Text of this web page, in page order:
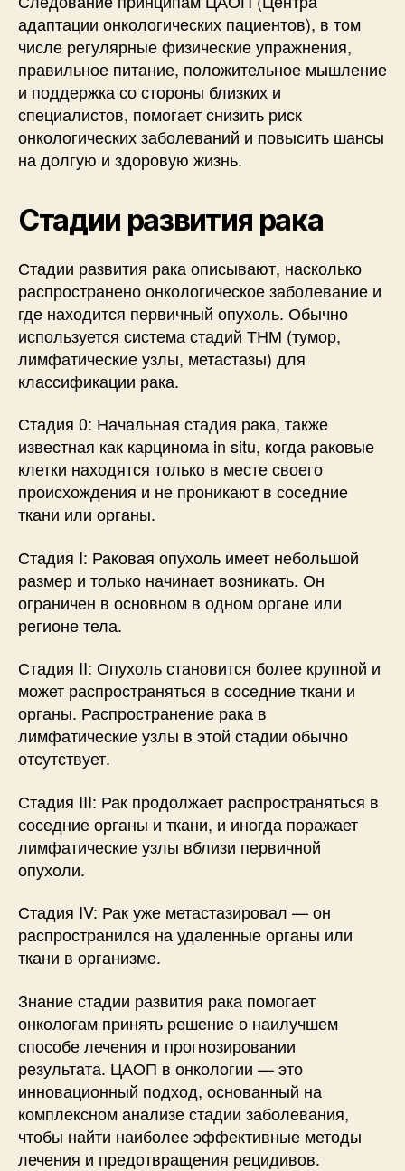
адаптации онкологических пациентов), в том
числе регулярные физические упражнения,
правильное питание, положительное мышление
и поддержка со стороны близких и
специалистов, помогает снизить риск
онкологических заболеваний и повысить шансы
на долгую и здоровую жизнь.
Стадии развития рака
Стадии развития рака описывают, насколько
распространено онкологическое заболевание и
где находится первичный опухоль. Обычно
используется система стадий ТНМ (тумор,
лимфатические узлы, метастазы) для
классификации рака.
Стадия 0: Начальная стадия рака, также
известная как карцинома in situ, когда раковые
клетки находятся только в месте своего
происхождения и не проникают в соседние
ткани или органы.
Стадия I: Раковая опухоль имеет небольшой
размер и только начинает возникать. Он
ограничен в основном в одном органе или
регионе тела.
Стадия II: Опухоль становится более крупной и
может распространяться в соседние ткани и
органы. Распространение рака в
лимфатические узлы в этой стадии обычно
отсутствует.
Стадия III: Рак продолжает распространяться в
соседние органы и ткани, и иногда поражает
лимфатические узлы вблизи первичной
опухоли.
Стадия IV: Рак уже метастазировал — он
распространился на удаленные органы или
ткани в организме.
Знание стадии развития рака помогает
онкологам принять решение о наилучшем
способе лечения и прогнозировании
результата. ЦАОП в онкологии — это
инновационный подход, основанный на
комплексном анализе стадии заболевания,
чтобы найти наиболее эффективные методы
лечения и предотвращения рецидивов.